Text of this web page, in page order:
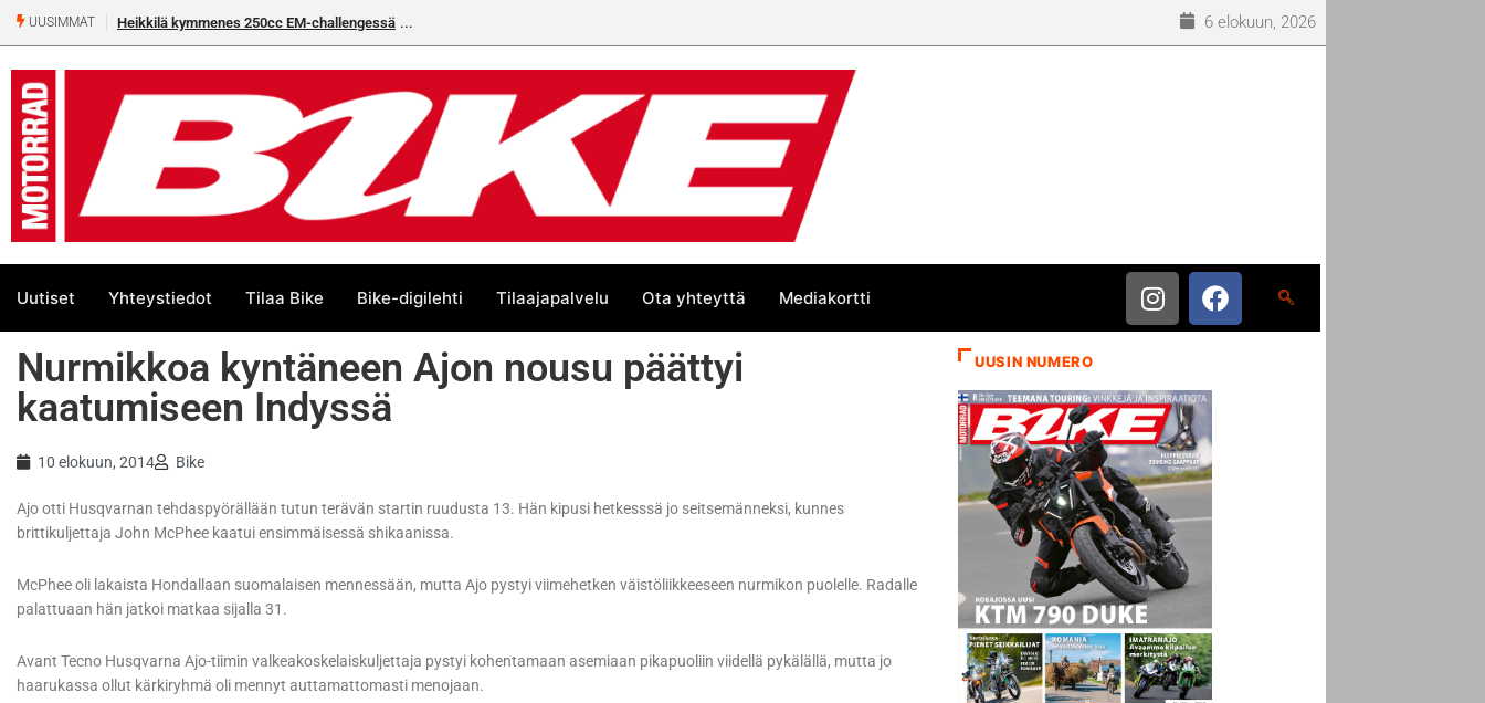
UUSIMMAT Heikkilä kymmenes 250cc EM-challengessä 6 elokuun, 2026
Uutiset Yhteystiedot Tilaa Bike Bike-digilehti Tilaajapalvelu Ota yhteyttä Mediakortti
Nurmikkoa kyntäneen Ajon nousu päättyi
kaatumiseen Indyssä
10 elokuun, 2014 Bike
Ajo otti Husqvarnan tehdaspyörällään tutun terävän startin ruudusta 13. Hän kipusi hetkesssä jo seitsemänneksi, kunnes
brittikuljettaja John McPhee kaatui ensimmäisessä shikaanissa.
McPhee oli lakaista Hondallaan suomalaisen mennessään, mutta Ajo pystyi viimehetken väistöliikkeeseen nurmikon puolelle. Radalle
palattuaan hän jatkoi matkaa sijalla 31.
Avant Tecno Husqvarna Ajo-tiimin valkeakoskelaiskuljettaja pystyi kohentamaan asemiaan pikapuoliin viidellä pykälällä, mutta jo
haarukassa ollut kärkiryhmä oli mennyt auttamattomasti menojaan.
UUSIN NUMERO